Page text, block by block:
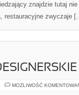
znajdzie tutaj
restauracyjne zwyczaje
MOŻLIWOŚĆ